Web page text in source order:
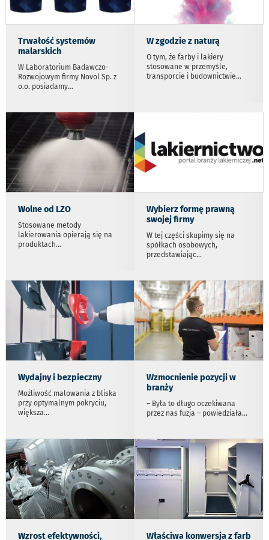
Trwałość systemów
malarskich
W Laboratorium Badawczo-
Rozwojowym firmy Novol Sp. z
o.o. posiadamy...
W zgodzie z naturą
O tym, że farby i lakiery
stosowane w przemyśle,
transporcie i budownictwie...
Wolne od LZO
Stosowane metody
lakierowania opierają się na
produktach...
Wybierz formę prawną
swojej firmy
W tej części skupimy się na
spółkach osobowych,
przedstawiając...
Wydajny i bezpieczny
Możliwość malowania z bliska
przy optymalnym pokryciu,
większa...
Wzmocnienie pozycji w
branży
– Była to długo oczekiwana
przez nas fuzja – powiedziała...
Wzrost efektywności,
Właściwa konwersja z farb